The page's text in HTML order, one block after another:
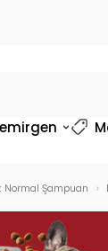
Normal Şampuan